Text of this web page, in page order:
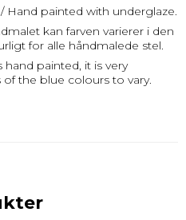
Hand painted with underglaze.
kan farven varierer i den
for alle håndmalede stel.
painted, it is very
the blue colours to vary.